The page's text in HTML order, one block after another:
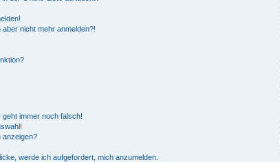
nicht mehr anmelden?!
immer noch falsch!
anzeigen?
werde ich aufgefordert, mich anzumelden.